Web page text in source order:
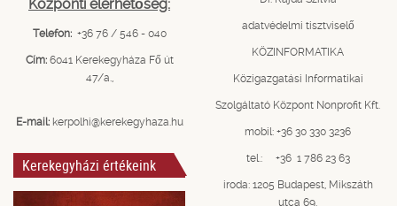
Központi elérhetőség:
Telefon: +36 76 / 546 - 040
Cím: 6041 Kerekegyháza Fő út
47/a.,
E-mail: kerpolhi@kerekegyhaza.hu
Kerekegyházi értékeink
adatvédelmi tisztviselő
KÖZINFORMATIKA
Közigazgatási Informatikai
Szolgáltató Központ Nonprofit Kft.
mobil: +36 30 330 3236
tel.: +36 1 786 23 63
iroda: 1205 Budapest, Mikszáth
utca 69.